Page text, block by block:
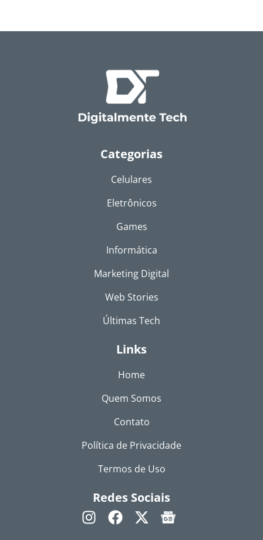
Categorias
Celulares
Eletrônicos
Games
Informática
Marketing Digital
Web Stories
Últimas Tech
Links
Home
Quem Somos
Contato
Política de Privacidade
Termos de Uso
Redes Sociais